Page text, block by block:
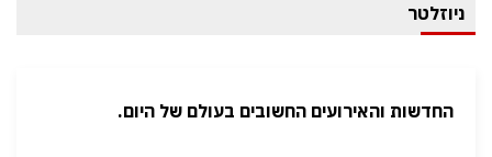
ניוזלטר
החדשות והאירועים החשובים בעולם של היום.